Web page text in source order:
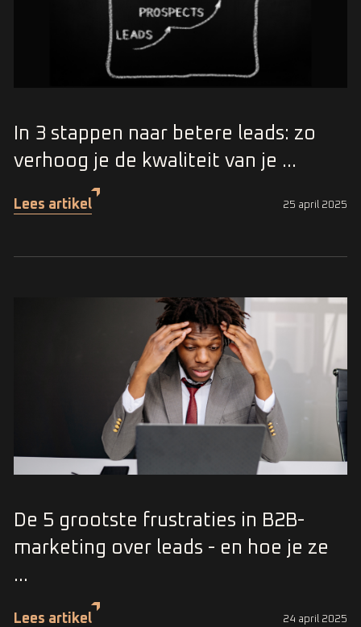
In 3 stappen naar betere leads: zo
verhoog je de kwaliteit van je ...
Lees artikel 25 april 2025
De 5 grootste frustraties in B2B-
marketing over leads - en hoe je ze
...
Lees artikel 24 april 2025